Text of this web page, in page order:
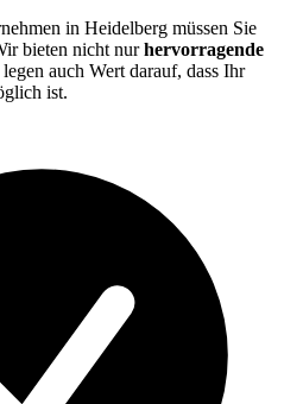
in Heidelberg müssen Sie
bieten nicht nurhervorragende
auch Wert darauf, dass Ihr
ist.